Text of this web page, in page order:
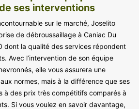
ses interventions
sur le marché, Joselito
de débroussaillage à Caniac Du
dont la qualité des services répondent
Avec l’intervention de son équipe
elle vous assurera une
normes, mais à la différence que ses
à des prix très compétitifs comparés à
Si vous voulez en savoir davantage,